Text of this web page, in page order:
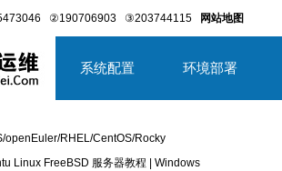
②190706903 ③203744115 网站地图
系统配置 环境部署
openEuler/RHEL/CentOS/Rocky
Linux FreeBSD 服务器教程 | Windows